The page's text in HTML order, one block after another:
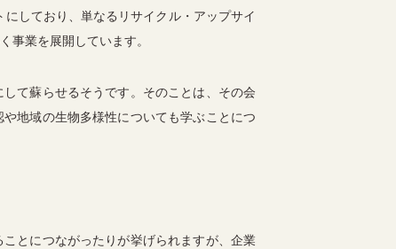
しており、単なるリサイクル・アップサイ
事業を展開しています。
て蘇らせるそうです。そのことは、その会
地域の生物多様性についても学ぶことにつ
とにつながったりが挙げられますが、企業